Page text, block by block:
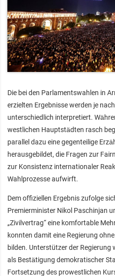
Die bei den Parlamentswahlen in
erzielten Ergebnisse werden je
unterschiedlich interpretiert.
westlichen Hauptstädten rasch
parallel dazu eine gegenteilige
herausgebildet, die Fragen zur
zur Konsistenz internationaler
Wahlprozesse aufwirft.
Dem offiziellen Ergebnis zufolge
Premierminister Nikol Paschinjan
„Zivilvertrag“ eine komfortable
konnten damit eine Regierung
bilden. Unterstützer der Regierung
als Bestätigung demokratischer
Fortsetzung des prowestlichen